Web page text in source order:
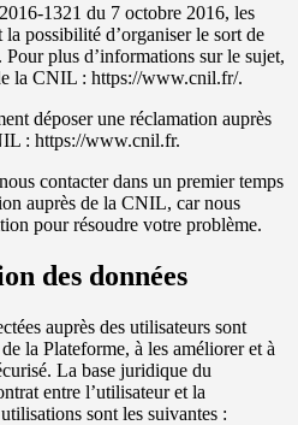
1321 du 7 octobre 2016, les
possibilité d’organiser le sort de
Pour plus d’informations sur le sujet,
la CNIL : https://www.cnil.fr/.
déposer une réclamation auprès
: https://www.cnil.fr.
contacter dans un premier temps
auprès de la CNIL, car nous
pour résoudre votre problème.
des données
auprès des utilisateurs sont
la Plateforme, à les améliorer et à
La base juridique du
entre l’utilisateur et la
sont les suivantes :